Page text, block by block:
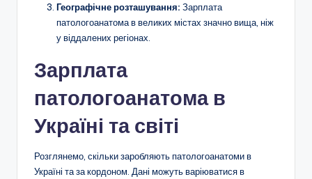
Географічне розташування: Зарплата
патологоанатома в великих містах значно вища, ніж
у віддалених регіонах.
Зарплата
патологоанатома в
Україні та світі
Розглянемо, скільки заробляють патологоанатоми в
Україні та за кордоном. Дані можуть варіюватися в